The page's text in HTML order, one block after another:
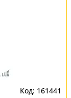
161441